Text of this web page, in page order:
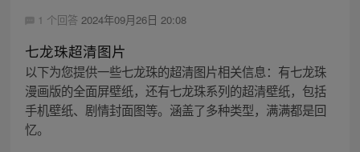
1 个回答 2024年09月26日 20:08
七龙珠超清图片
以下为您提供一些七龙珠的超清图片相关信息：有七龙珠
漫画版的全面屏壁纸，还有七龙珠系列的超清壁纸，包括
手机壁纸、剧情封面图等。涵盖了多种类型，满满都是回
忆。